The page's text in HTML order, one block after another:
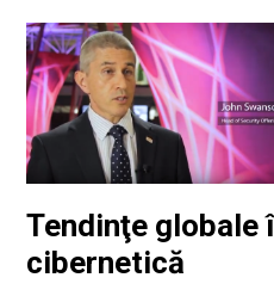
Tendinţe globale
cibernetică